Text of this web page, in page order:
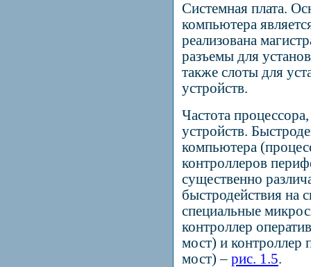
Системная плата.
компьютера
реализована
разъемы для
также слоты для
устройств.
Частота
устройств.
компьютера
контроллеров
существенно
быстродействия на
специальные
контроллер
мост) и
мост) – рис. 1.5.